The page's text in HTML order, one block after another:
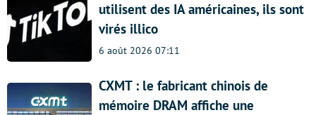
utilisent des IA américaines, ils sont
virés illico
6 août 2026 07:11
CXMT : le fabricant chinois de
mémoire DRAM affiche une